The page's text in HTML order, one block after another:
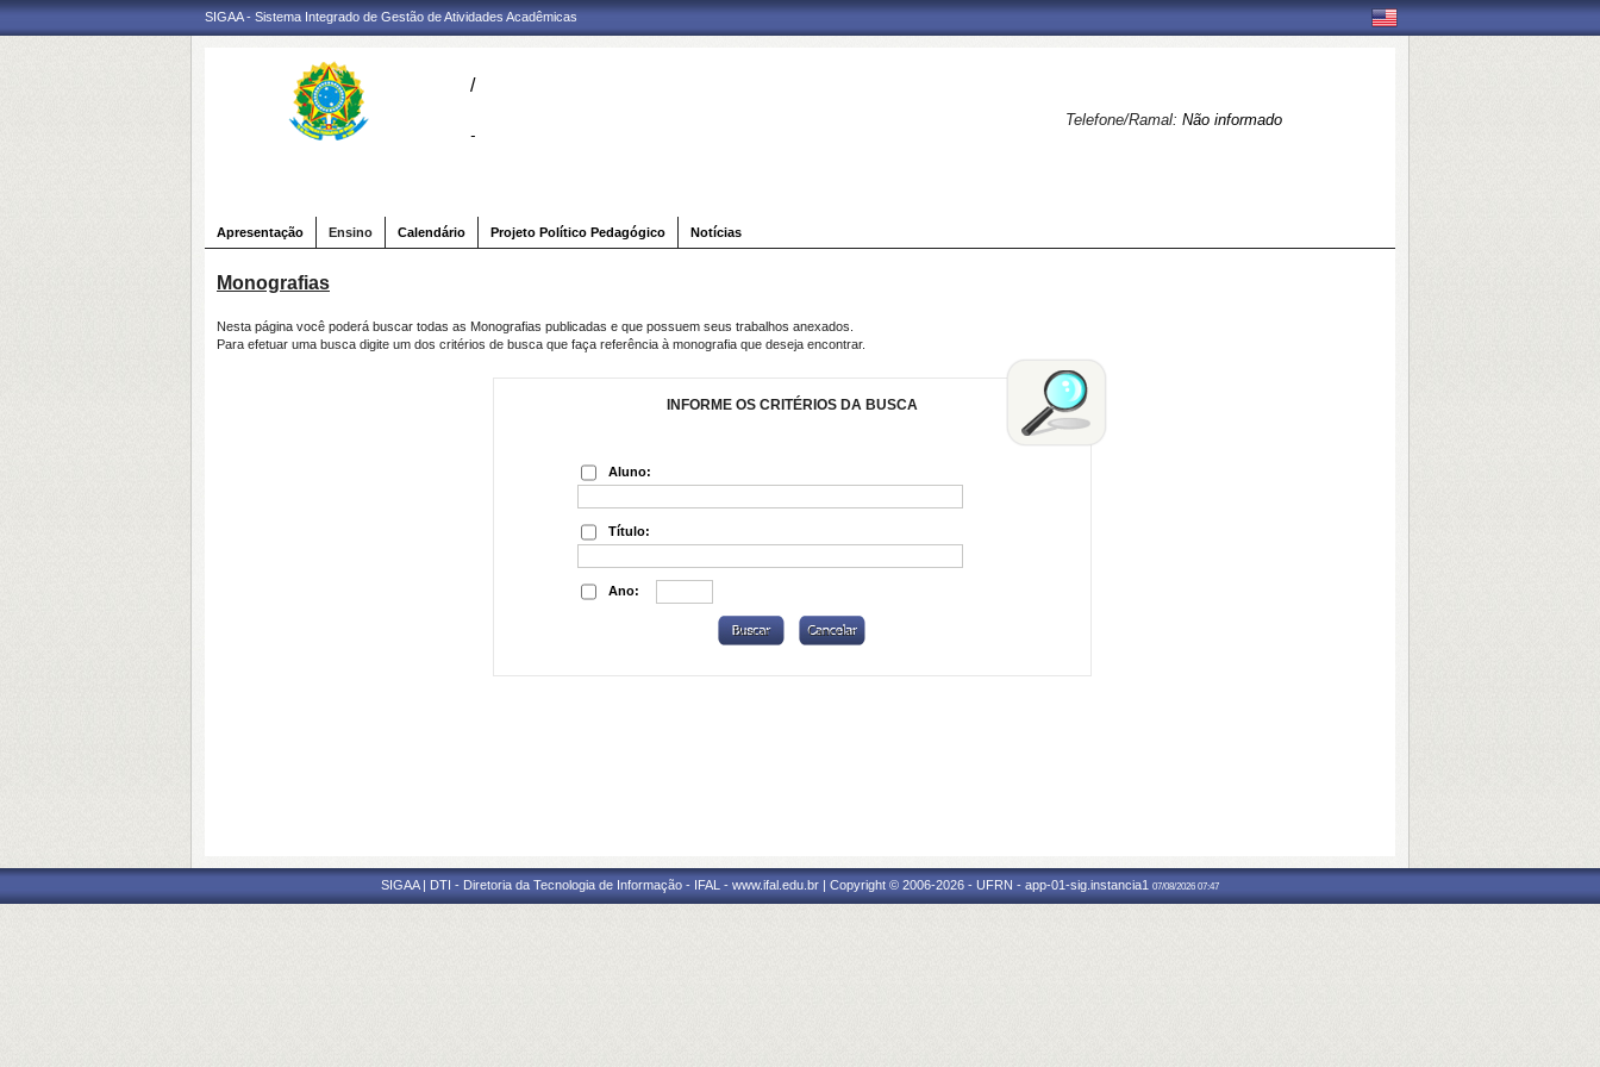
SIGAA - Sistema Integrado de Gestão de Atividades Acadêmicas
/
-
Telefone/Ramal: Não informado
Apresentação Ensino Calendário Projeto Político Pedagógico Notícias
Monografias
Nesta página você poderá buscar todas as Monografias publicadas e que possuem seus trabalhos anexados.
Para efetuar uma busca digite um dos critérios de busca que faça referência à monografia que deseja encontrar.
INFORME OS CRITÉRIOS DA BUSCA
Aluno:
Título:
Ano:
SIGAA | DTI - Diretoria da Tecnologia de Informação - IFAL - www.ifal.edu.br | Copyright © 2006-2026 - UFRN - app-01-sig.instancia1 07/08/2026 07:47